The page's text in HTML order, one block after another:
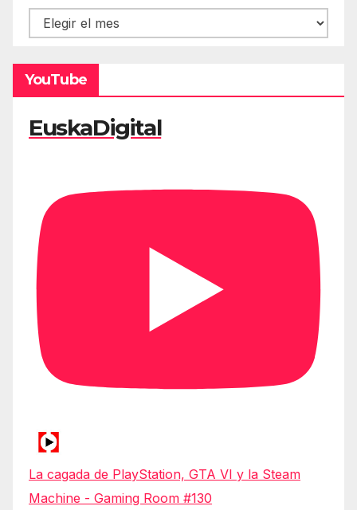
Hemeroteca
YouTube
EuskaDigital
La cagada de PlayStation, GTA VI y la Steam
Machine - Gaming Room #130